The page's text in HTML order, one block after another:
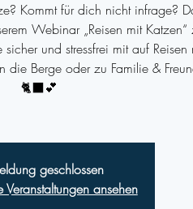
Kommt für dich nicht infrage?
Webinar „Reisen mit Katzen“
und stressfrei mit auf Reisen
die Berge oder zu Familie &
🐈‍⬛💕
geschlossen
Veranstaltungen ansehen